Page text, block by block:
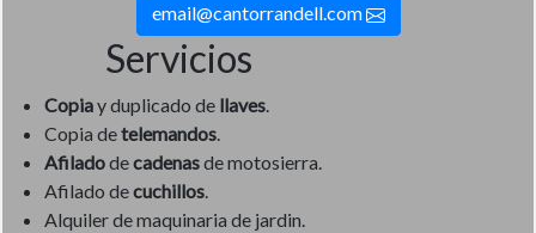
email@cantorrandell.com
Servicios
Copiay duplicado de llaves.
Copia detelemandos.
Afiladodecadenasde motosierra.
Afilado decuchillos.
Alquiler de maquinaria de jardin.